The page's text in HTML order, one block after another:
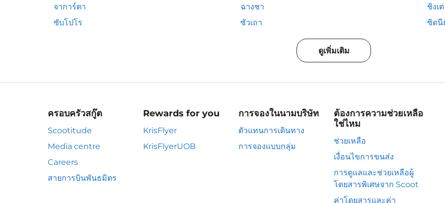
จาการ์ตา
ฉางชา
ชิงเ
ซับโปโร
ซัวเถา ซิดนี
ดูเพิ่มเติม
ครอบครัวสกู๊ต
Scootitude
Media centre
Careers
สายการบินพันธมิตร
Rewards for you
KrisFlyer
KrisFlyerUOB
การจองในนามบริษัท
ตัวแทนการเดินทาง
การจองแบบกลุ่ม
ต้องการความช่วยเหลือ
ใช่ไหม
ช่วยเหลือ
เงื่อนไขการขนส่ง
การดูแลและช่วยเหลือผู้
โดยสารพิเศษจาก Scoot
ค่าโดยสารและค่า